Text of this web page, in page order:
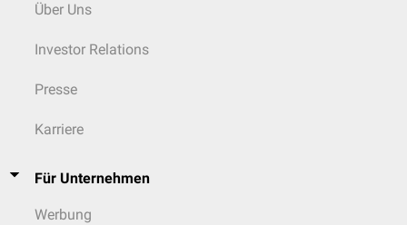
Über Uns
Investor Relations
Presse
Karriere
Für Unternehmen
Werbung